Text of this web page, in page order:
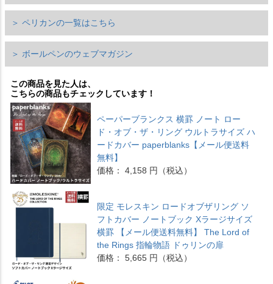
＞ ペリカンの一覧はこちら
＞ ボールペンのウェブマガジン
この商品を見た人は、
こちらの商品もチェックしています！
ペーパーブランクス 横罫 ノート ロー
ド・オブ・ザ・リング ウルトラサイズ ハ
ードカバー paperblanks【メール便送料
無料】
価格： 4,158 円（税込）
限定 モレスキン ロードオブザリング ソ
フトカバー ノートブック Xラージサイズ
横罫 【メール便送料無料】 The Lord of
the Rings 指輪物語 ドゥリンの扉
価格： 5,665 円（税込）